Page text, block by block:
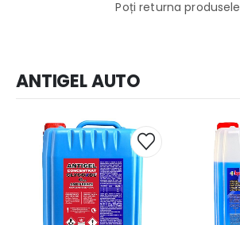
Poți returna produsele
ANTIGEL AUTO